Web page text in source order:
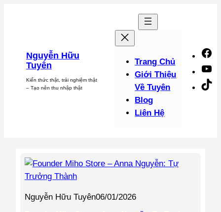
Nguyễn Hữu
Tuyên
Kiến thức thật, trải nghiệm thật
– Tạo nên thu nhập thật
Trang Chủ
Giới Thiệu
Về Tuyên
Blog
Liên Hệ
Nguyễn Hữu Tuyên06/01/2026